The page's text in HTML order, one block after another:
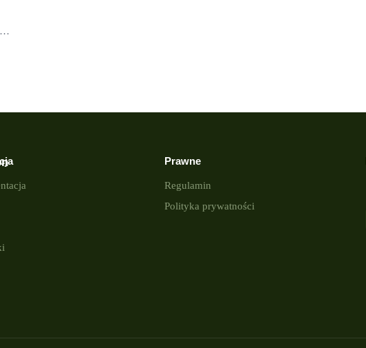
Prawne
Regulamin
Polityka prywatności